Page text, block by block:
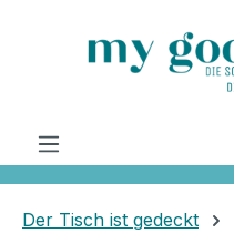
Der Tisch ist gedeckt